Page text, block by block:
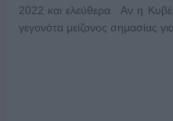
2022 και ελεύθερα. Αν η
γεγονότα μείζονος σημασίας